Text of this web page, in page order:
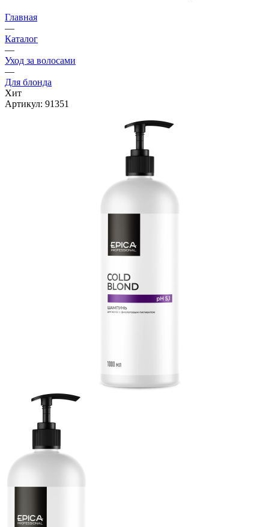
Главная
—
Каталог
—
Уход за волосами
—
Для блонда
Хит
Артикул: 91351